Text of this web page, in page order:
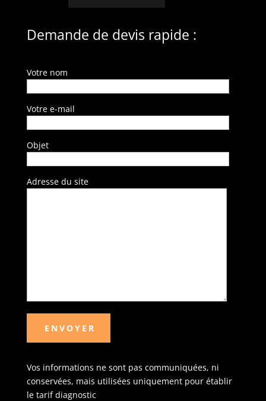
Demande de devis rapide :
Votre nom
Votre e-mail
Objet
Adresse du site
Vos informations ne sont pas communiquées, ni
conservées, mais utilisées uniquement pour établir
le tarif diagnostic